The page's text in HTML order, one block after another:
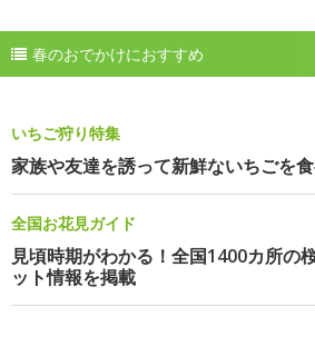
春のおでかけにおすすめ
いちご狩り特集
家族や友達を誘って新鮮ないちごを
全国お花見ガイド
見頃時期がわかる！全国1400カ所の
ット情報を掲載